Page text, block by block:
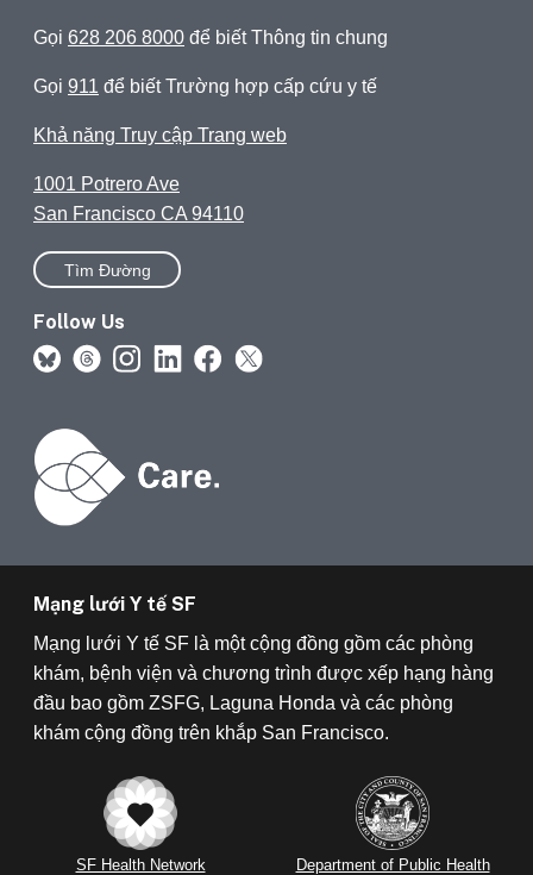
Gọi 628 206 8000 để biết Thông tin chung
Gọi 911 để biết Trường hợp cấp cứu y tế
Khả năng Truy cập Trang web
1001 Potrero Ave
San Francisco CA 94110
Tìm Đường
Follow Us
SF Health Network Department of Public Health
Mạng lưới Y tế SF
Mạng lưới Y tế SF là một cộng đồng gồm các phòng
khám, bệnh viện và chương trình được xếp hạng hàng
đầu bao gồm ZSFG, Laguna Honda và các phòng
khám cộng đồng trên khắp San Francisco.